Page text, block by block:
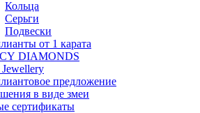
Кольца
Серьги
Подвески
от 1 карата
DIAMONDS
предложение
в виде змеи
сертификаты